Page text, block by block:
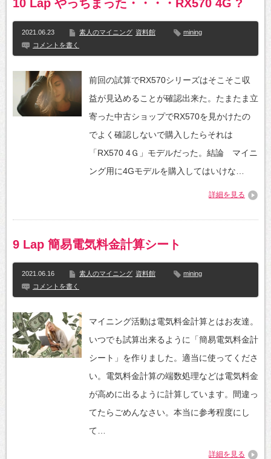
10 Lap やっちまった・・・・RX570 4G ?
2021.06.23 素人のマイニング 資料館
mining
コメントを書く
前回の試算でRX570シリーズはそこそこ収
益が見込めることが確認出来た。たまたま立
寄った中古ショップでRX570を見かけたの
でよく確認しないで購入したらそれは
「RX570 4Ｇ」モデルだった。結論 マイニ
ング用に4Gモデルを購入してはいけな…
詳細を見る
9 Lap 簡易電気料金計算シート
2021.06.16 素人のマイニング 資料館
mining
コメントを書く
マイニング活動は電気料金計算とはお友達。
いつでも試算出来るように「簡易電気料金計
シート」を作りました。適当に使ってくださ
い。電気料金計算の端数処理などは電気料金
が高めに出るように計算しています。間違っ
てたらごめんなさい。本当に参考程度にし
て…
詳細を見る